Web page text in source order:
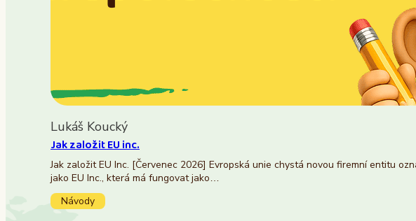
Lukáš Koucký
Jak založit EU inc.
Jak založit EU Inc. [Červenec 2026] Evropská unie chystá novou firemní entitu
jako EU Inc., která má fungovat jako…
Návody